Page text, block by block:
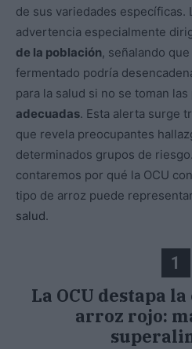
de sus variedades específicas.
advertencia especialmente
de la población, señalando
fermentado podría
para la salud si no se toman las
adecuadas. Esta alerta surge
que revela preocupantes
determinados grupos de
contaremos por qué la OCU
tipo de arroz puede
salud.
1
La OCU destapa
arroz rojo: